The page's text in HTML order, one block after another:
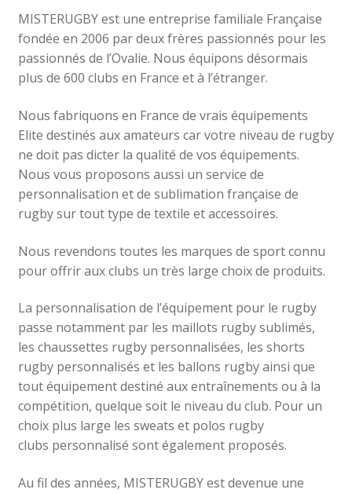
MISTERUGBY est une entreprise familiale Française
fondée en 2006 par deux frères passionnés pour les
passionnés de l’Ovalie. Nous équipons désormais
plus de 600 clubs en France et à l’étranger.
Nous fabriquons en France de vrais équipements
Elite destinés aux amateurs car votre niveau de rugby
ne doit pas dicter la qualité de vos équipements.
Nous vous proposons aussi un service de
personnalisation et de sublimation française de
rugby sur tout type de textile et accessoires.
Nous revendons toutes les marques de sport connu
pour offrir aux clubs un très large choix de produits.
La personnalisation de l’équipement pour le rugby
passe notamment par les maillots rugby sublimés,
les chaussettes rugby personnalisées, les shorts
rugby personnalisés et les ballons rugby ainsi que
tout équipement destiné aux entraînements ou à la
compétition, quelque soit le niveau du club. Pour un
choix plus large les sweats et polos rugby
clubs personnalisé sont également proposés.
Au fil des années, MISTERUGBY est devenue une